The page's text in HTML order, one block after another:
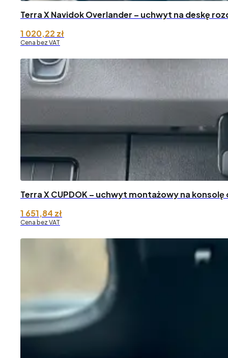
Terra X Navidok Overlander – uchwyt na deskę
1 020,22 zł
Cena bez VAT
Terra X CUPDOK – uchwyt montażowy na
1 651,84 zł
Cena bez VAT